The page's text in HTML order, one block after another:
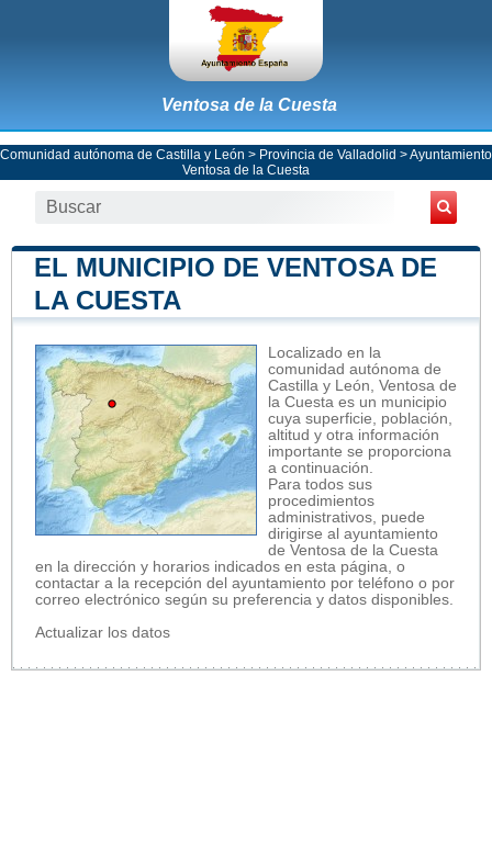
Ventosa de la Cuesta
Comunidad autónoma de Castilla y León > Provincia de Valladolid >Ayuntamiento
Ventosa de la Cuesta
EL MUNICIPIO DE VENTOSA DE
LA CUESTA
Localizado en la
comunidad autónoma de
Castilla y León, Ventosa de
la Cuesta es un municipio
cuya superficie, población,
altitud y otra información
importante se proporciona
a continuación.
Para todos sus
procedimientos
administrativos, puede
dirigirse al ayuntamiento
de Ventosa de la Cuesta
en la dirección y horarios indicados en esta página, o
contactar a la recepción del ayuntamiento por teléfono o por
correo electrónico según su preferencia y datos disponibles.
Actualizar los datos